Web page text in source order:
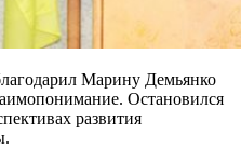
Марину Демьянко
Остановился
развития